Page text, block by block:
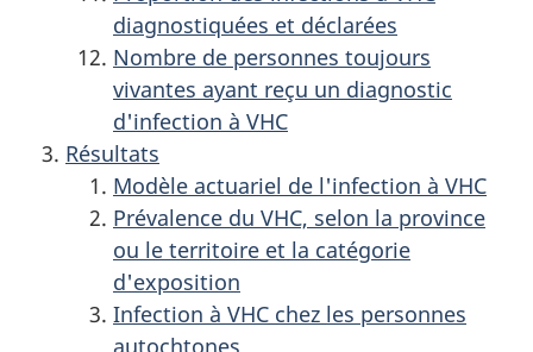
diagnostiquées et déclarées
Nombre de personnes toujours
vivantes ayant reçu un diagnostic
d'infection à VHC
Résultats
Modèle actuariel de l'infection à VHC
Prévalence du VHC, selon la province
ou le territoire et la catégorie
d'exposition
Infection à VHC chez les personnes
autochtones